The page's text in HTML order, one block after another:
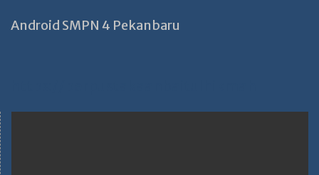
Android SMPN 4 Pekanbaru